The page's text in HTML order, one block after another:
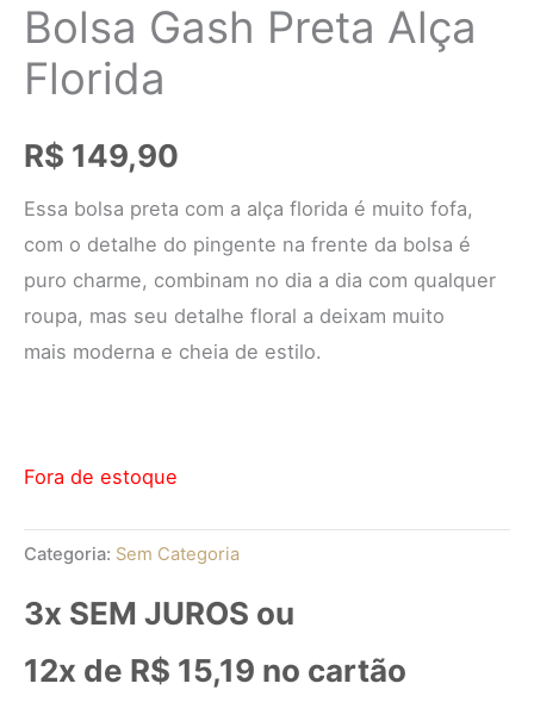
Bolsa Gash Preta Alça
Florida
R$ 149,90
Essa bolsa preta com a alça florida é muito fofa,
com o detalhe do pingente na frente da bolsa é
puro charme, combinam no dia a dia com qualquer
roupa, mas seu detalhe floral a deixam muito
mais moderna e cheia de estilo.
Fora de estoque
Categoria: Sem Categoria
3x SEM JUROS ou
12x de R$ 15,19 no cartão